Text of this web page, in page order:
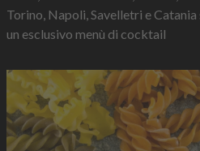
Torino, Napoli, Savelletri e
un esclusivo menù di cocktail